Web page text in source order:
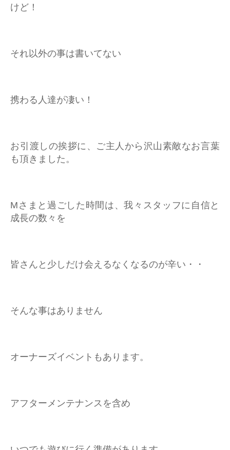
けど！
それ以外の事は書いてない
携わる人達が凄い！
お引渡しの挨拶に、ご主人から沢山素敵なお言葉
も頂きました。
Mさまと過ごした時間は、我々スタッフに自信と
成長の数々を
皆さんと少しだけ会えるなくなるのが辛い・・
そんな事はありません
オーナーズイベントもあります。
アフターメンテナンスを含め